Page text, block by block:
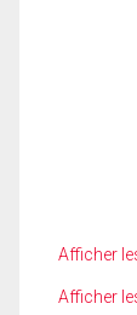
Afficher
Afficher